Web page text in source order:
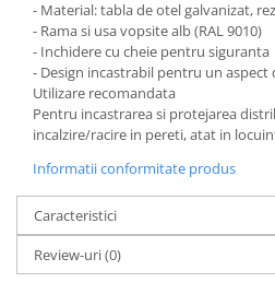
Oale si cratite
Oale sub presiune
Tavi
Ustensile bucatarie
Accesorii pentru bucatarie
Cosuri de gunoi
Suporturi si accesorii de bucatarie
- Material: tabla de otel galvanizat,
- Rama si usa vopsite alb (RAL 9010)
- Inchidere cu cheie pentru siguranta
- Design incastrabil pentru un
Utilizare recomandata
Pentru incastrarea si protejarea
incalzire/racire in pereti, atat in
Informatii conformitate produs
Caracteristici
Review-uri(0)